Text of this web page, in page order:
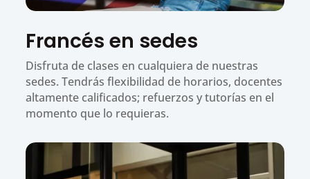
Francés en sedes
Disfruta de clases en cualquiera de nuestras
sedes. Tendrás flexibilidad de horarios, docentes
altamente calificados; refuerzos y tutorías en el
momento que lo requieras.